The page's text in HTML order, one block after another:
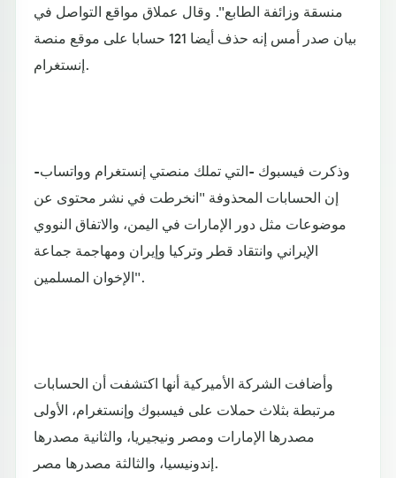
منسقة وزائفة الطابع". وقال عملاق مواقع التواصل في
بيان صدر أمس إنه حذف أيضا 121 حسابا على موقع منصة
إنستغرام.
وذكرت فيسبوك -التي تملك منصتي إنستغرام وواتساب-
إن الحسابات المحذوفة "انخرطت في نشر محتوى عن
موضوعات مثل دور الإمارات في اليمن، والاتفاق النووي
الإيراني وانتقاد قطر وتركيا وإيران ومهاجمة جماعة
الإخوان المسلمين".
وأضافت الشركة الأميركية أنها اكتشفت أن الحسابات
مرتبطة بثلاث حملات على فيسبوك وإنستغرام، الأولى
مصدرها الإمارات ومصر ونيجيريا، والثانية مصدرها
إندونيسيا، والثالثة مصدرها مصر.